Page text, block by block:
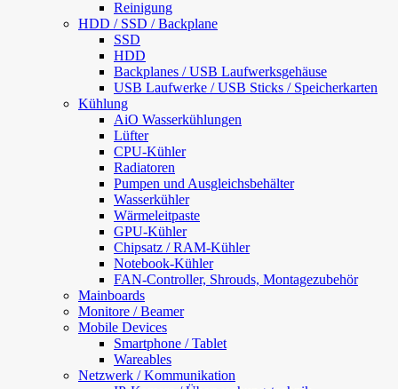
Reinigung
HDD / SSD / Backplane
SSD
HDD
Backplanes / USB Laufwerksgehäuse
USB Laufwerke / USB Sticks / Speicherkarten
Kühlung
AiO Wasserkühlungen
Lüfter
CPU-Kühler
Radiatoren
Pumpen und Ausgleichsbehälter
Wasserkühler
Wärmeleitpaste
GPU-Kühler
Chipsatz / RAM-Kühler
Notebook-Kühler
FAN-Controller, Shrouds, Montagezubehör
Mainboards
Monitore / Beamer
Mobile Devices
Smartphone / Tablet
Wareables
Netzwerk / Kommunikation